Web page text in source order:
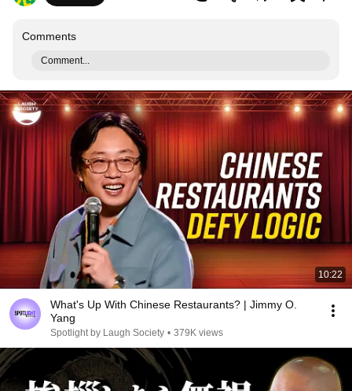
Comments
Comment...
10:22
What's Up With Chinese Restaurants? | Jimmy O.
Yang
Spotlight by Laugh Society • 379K views